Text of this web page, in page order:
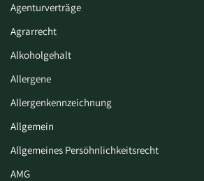
Agenturverträge
Agrarrecht
Alkoholgehalt
Allergene
Allergenkennzeichnung
Allgemein
Allgemeines Persöhnlichkeitsrecht
AMG